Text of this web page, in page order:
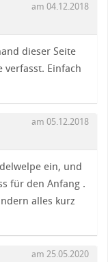
am 04.12.2018
dieser Seite
verfasst. Einfach
am 05.12.2018
ein, und
für den Anfang .
alles kurz
am 25.05.2020